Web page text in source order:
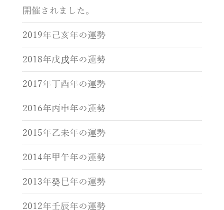
開催されました。
2019年己亥年の運勢
2018年戊戌年の運勢
2017年丁酉年の運勢
2016年丙申年の運勢
2015年乙未年の運勢
2014年甲午年の運勢
2013年癸巳年の運勢
2012年壬辰年の運勢